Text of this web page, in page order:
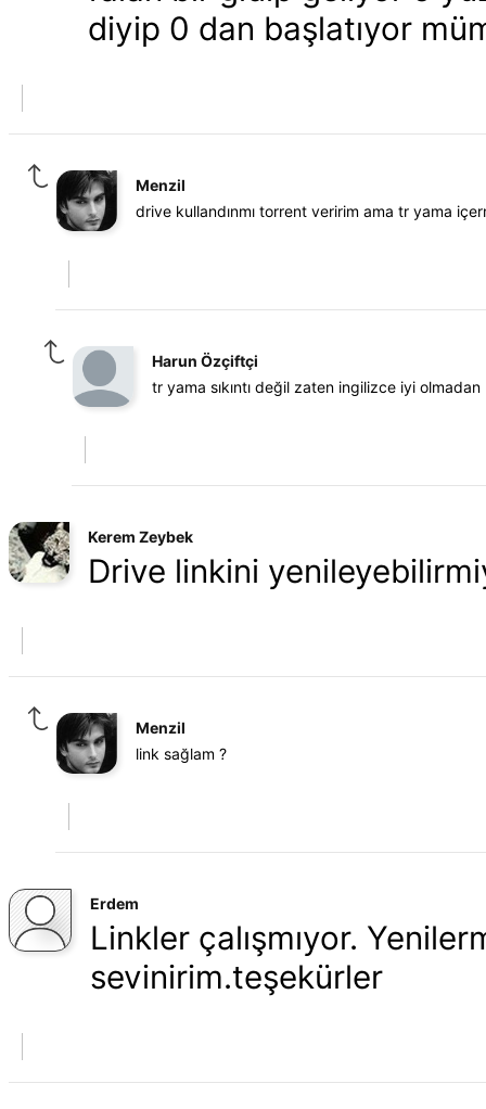
diyip 0 dan başlatıyor
Menzil
drive kullandınmı torrent veririm ama tr yama
Harun Özçiftçi
tr yama sıkıntı değil zaten ingilizce iyi
Kerem Zeybek
Drive linkini
Menzil
link sağlam ?
Erdem
Linkler çalışmıyor.
sevinirim.teşekürler